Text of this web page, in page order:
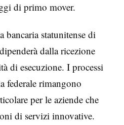
di primo mover.
bancaria statunitense di
dalla ricezione
di esecuzione. I processi
federale rimangono
per le aziende che
di servizi innovative.